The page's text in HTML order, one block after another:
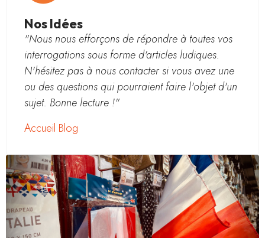
Nos Idées
"Nous nous efforçons de répondre à toutes vos
interrogations sous forme d'articles ludiques.
N'hésitez pas à nous contacter si vous avez une
ou des questions qui pourraient faire l'objet d'un
sujet. Bonne lecture !"
Accueil Blog